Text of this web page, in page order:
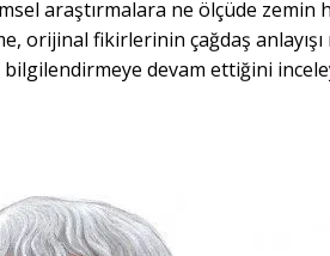
araştırmalara ne ölçüde zemin
orijinal fikirlerinin çağdaş anlayışı
devam ettiğini